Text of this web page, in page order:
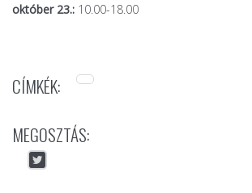
október 23.: 10.00-18.00
CÍMKÉK:
MEGOSZTÁS: